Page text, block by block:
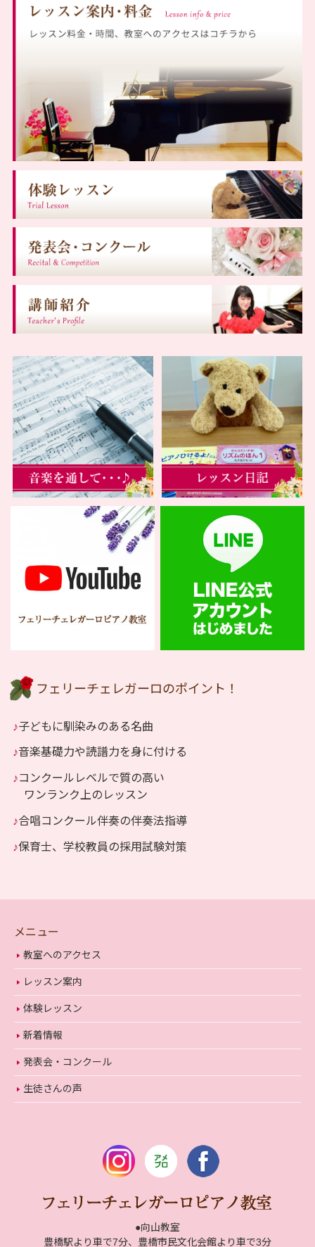
フェリーチェレガーロのポイント！
♪子どもに馴染みのある名曲
♪音楽基礎力や読譜力を身に付ける
♪コンクールレベルで質の高い
ワンランク上のレッスン
♪合唱コンクール伴奏の伴奏法指導
♪保育士、学校教員の採用試験対策
メニュー
教室へのアクセス
レッスン案内
体験レッスン
新着情報
発表会・コンクール
生徒さんの声
●向山教室
豊橋駅より車で7分、豊橋市民文化会館より車で3分